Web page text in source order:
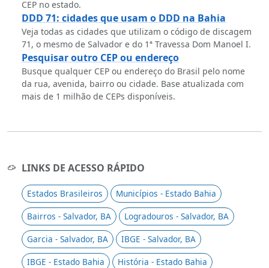
CEP no estado.
DDD 71: cidades que usam o DDD na Bahia
Veja todas as cidades que utilizam o código de discagem
71, o mesmo de Salvador e do 1ª Travessa Dom Manoel I.
Pesquisar outro CEP ou endereço
Busque qualquer CEP ou endereço do Brasil pelo nome
da rua, avenida, bairro ou cidade. Base atualizada com
mais de 1 milhão de CEPs disponíveis.
LINKS DE ACESSO RÁPIDO
Estados Brasileiros
Municípios - Estado Bahia
Bairros - Salvador, BA
Logradouros - Salvador, BA
Garcia - Salvador, BA
IBGE - Salvador, BA
IBGE - Estado Bahia
História - Estado Bahia